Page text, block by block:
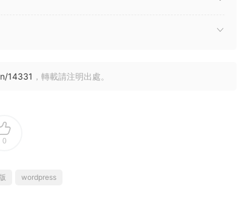
14331 ，轉載請注明出處。
0
wordpress